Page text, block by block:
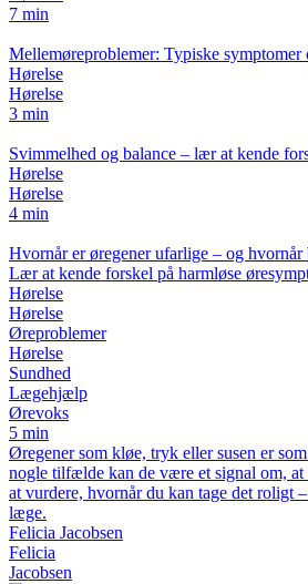
7 min
Mellemøreproblemer: Typiske symptomer
Hørelse
Hørelse
3 min
Svimmelhed og balance – lær at kende
Hørelse
Hørelse
4 min
Hvornår er øregener ufarlige – og
Lær at kende forskel på harmløse
Hørelse
Hørelse
Øreproblemer
Hørelse
Sundhed
Lægehjælp
Ørevoks
5 min
Øregener som kløe, tryk eller susen er
nogle tilfælde kan de være et signal om,
at vurdere, hvornår du kan tage det roligt
læge.
Felicia Jacobsen
Felicia
Jacobsen